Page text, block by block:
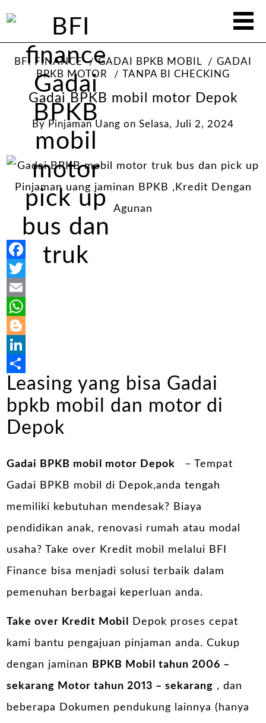
BFI FINANCE GADAI BPKB MOBIL
GADAI
BPKB MOTOR
TANPA BI CHECKING
Gadai BPKB mobil motor Depok
By Pinjaman Uang on Selasa, Juli 2, 2024
Facebook
Twitter
Email
WhatsApp
Blogger
LinkedIn
Share
Leasing yang bisa Gadai
bpkb mobil dan motor di
Depok
Gadai BPKB mobil motor Depok
– Tempat
Gadai BPKB mobil di Depok,anda tengah
memiliki kebutuhan mendesak? Biaya
pendidikan anak, renovasi rumah atau modal
usaha? Take over Kredit mobil melalui BFI
Finance bisa menjadi solusi terbaik dalam
pemenuhan berbagai keperluan anda.
Take over Kredit Mobil
Depok proses cepat
kami bantu pengajuan pinjaman anda. Cukup
dengan jaminan
BPKB Mobil tahun 2006 –
sekarang Motor tahun 2013 – sekarang , dan
beberapa Dokumen pendukung lainnya (hanya